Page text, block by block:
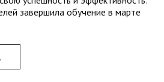
завершила обучение в марте